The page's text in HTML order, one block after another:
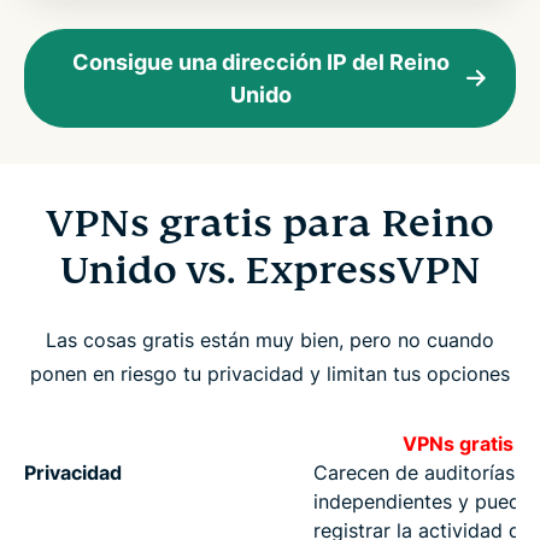
Consigue una dirección IP del Reino
Unido
VPNs gratis para Reino
Unido vs. ExpressVPN
Las cosas gratis están muy bien, pero no cuando
ponen en riesgo tu privacidad y limitan tus opciones
VPNs gratis
Privacidad
Carecen de auditorías
independientes y
registrar la actividad de